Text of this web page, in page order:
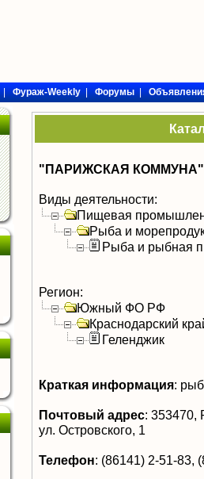
Фураж-Weekly|Форумы|
"ПАРИЖСКАЯ КОММУНА"
Виды деятельности:
Пищевая
Рыба и
Рыба и рыбная
Регион:
Южный ФО РФ
Краснодарский
Геленджик
Краткая информация:
Почтовый адрес: 353470,
ул. Островского, 1
Телефон: (86141) 2-51-83,